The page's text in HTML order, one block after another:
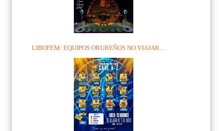
LIBOFEM: EQUIPOS ORUREÑOS NO VIAJAR...